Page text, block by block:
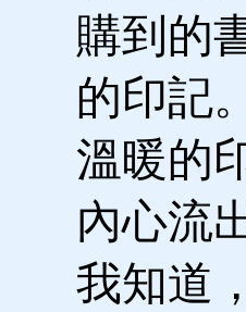
購到的
的印記
溫暖的
內心流
我知道